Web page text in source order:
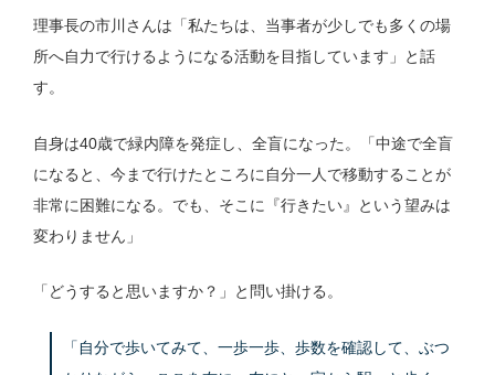
理事長の市川さんは「私たちは、当事者が少しでも多くの場
所へ自力で行けるようになる活動を目指しています」と話
す。
自身は40歳で緑内障を発症し、全盲になった。「中途で全盲
になると、今まで行けたところに自分一人で移動することが
非常に困難になる。でも、そこに『行きたい』という望みは
変わりません」
「どうすると思いますか？」と問い掛ける。
「自分で歩いてみて、一歩一歩、歩数を確認して、ぶつ